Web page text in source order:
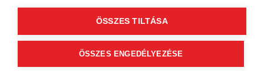
ÖSSZES TILTÁSA
ÖSSZES ENGEDÉLYEZÉSE
15.
Ferenc u. 21.
+36 76 481 788